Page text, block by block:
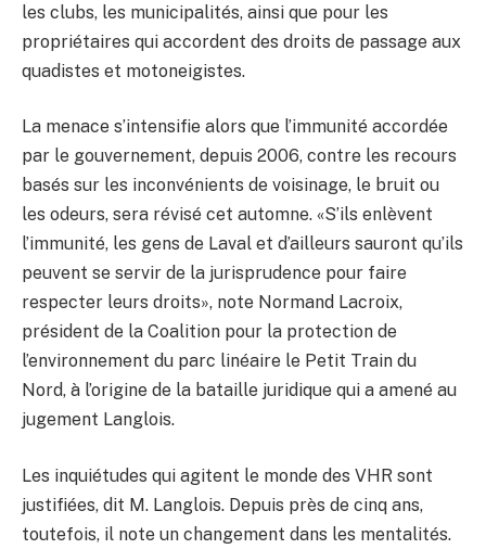
les clubs, les municipalités, ainsi que pour les
propriétaires qui accordent des droits de passage aux
quadistes et motoneigistes.
La menace s’intensifie alors que l’immunité accordée
par le gouvernement, depuis 2006, contre les recours
basés sur les inconvénients de voisinage, le bruit ou
les odeurs, sera révisé cet automne. «S’ils enlèvent
l’immunité, les gens de Laval et d’ailleurs sauront qu’ils
peuvent se servir de la jurisprudence pour faire
respecter leurs droits», note Normand Lacroix,
président de la Coalition pour la protection de
l’environnement du parc linéaire le Petit Train du
Nord, à l’origine de la bataille juridique qui a amené au
jugement Langlois.
Les inquiétudes qui agitent le monde des VHR sont
justifiées, dit M. Langlois. Depuis près de cinq ans,
toutefois, il note un changement dans les mentalités.